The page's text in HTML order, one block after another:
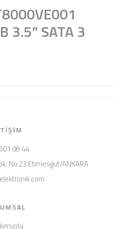
3.5” SATA 3
08 44
No:23 Etimesgut/ANKARA